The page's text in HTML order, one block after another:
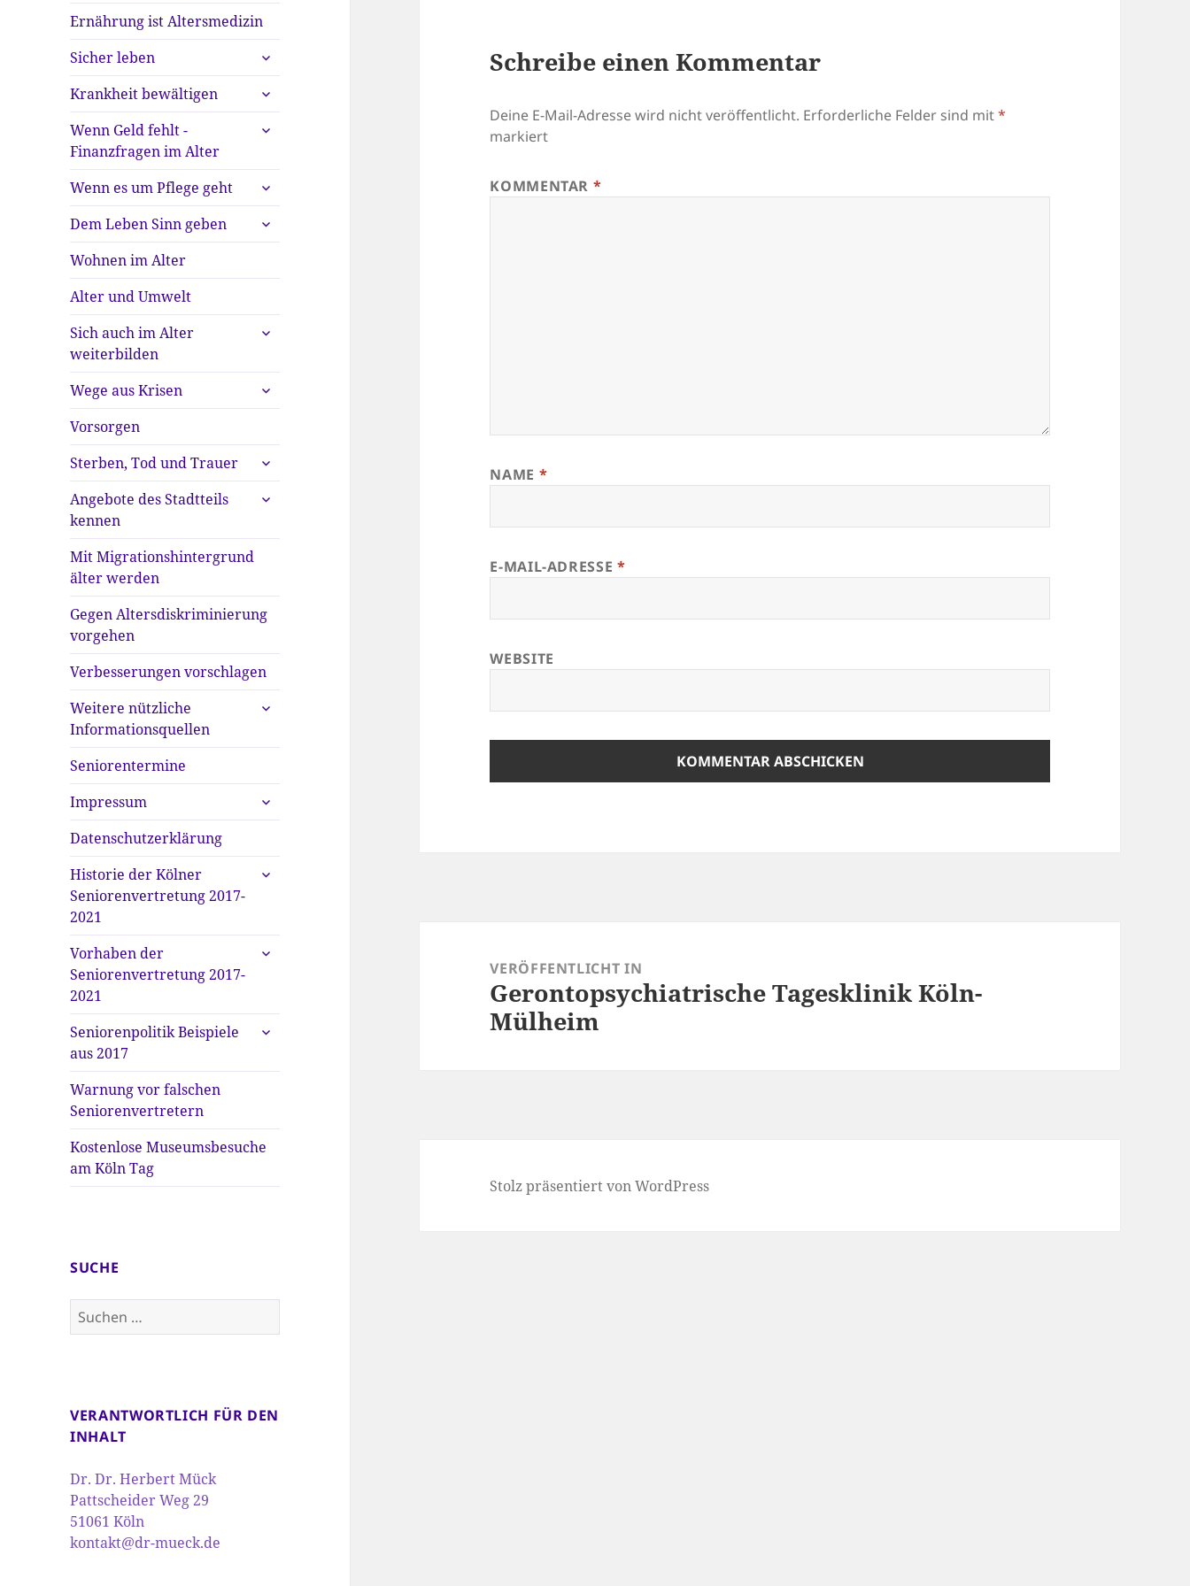
Ernährung ist Altersmedizin
Sicher leben
untermenü
anzeigen
Krankheit bewältigen
untermenü
anzeigen
Wenn Geld fehlt -
Finanzfragen im Alter
untermenü
Wenn es um Pflege geht
untermenü
anzeigen
Dem Leben Sinn geben
untermenü
anzeigen
Wohnen im Alter
Alter und Umwelt
Sich auch im Alter
weiterbilden
untermenü
Wege aus Krisen
untermenü
anzeigen
Vorsorgen
Sterben, Tod und Trauer
untermenü
anzeigen
Angebote des Stadtteils
kennen
untermenü
Mit Migrationshintergrund
älter werden
Gegen Altersdiskriminierung
vorgehen
Verbesserungen vorschlagen
Weitere nützliche
Informationsquellen
untermenü
Seniorentermine
Impressum
untermenü
anzeigen
Datenschutzerklärung
Historie der Kölner
Seniorenvertretung 2017-
2021
untermenü
Vorhaben der
Seniorenvertretung 2017-
2021
untermenü
Seniorenpolitik Beispiele
aus 2017
untermenü
Warnung vor falschen
Seniorenvertretern
Kostenlose Museumsbesuche
am Köln Tag
SUCHE
Suchen
nach:
VERANTWORTLICH FÜR DEN
INHALT
Dr. Dr. Herbert Mück
Pattscheider Weg 29
51061 Köln
kontakt@dr-mueck.de
Schreibe einen Kommentar
Deine E-Mail-Adresse wird nicht veröffentlicht. Erforderliche Felder sind mit*
markiert
KOMMENTAR *
NAME *
E-MAIL-ADRESSE *
WEBSITE
VERÖFFENTLICHT IN
Gerontopsychiatrische Tagesklinik Köln-
Mülheim
Stolz präsentiert von WordPress